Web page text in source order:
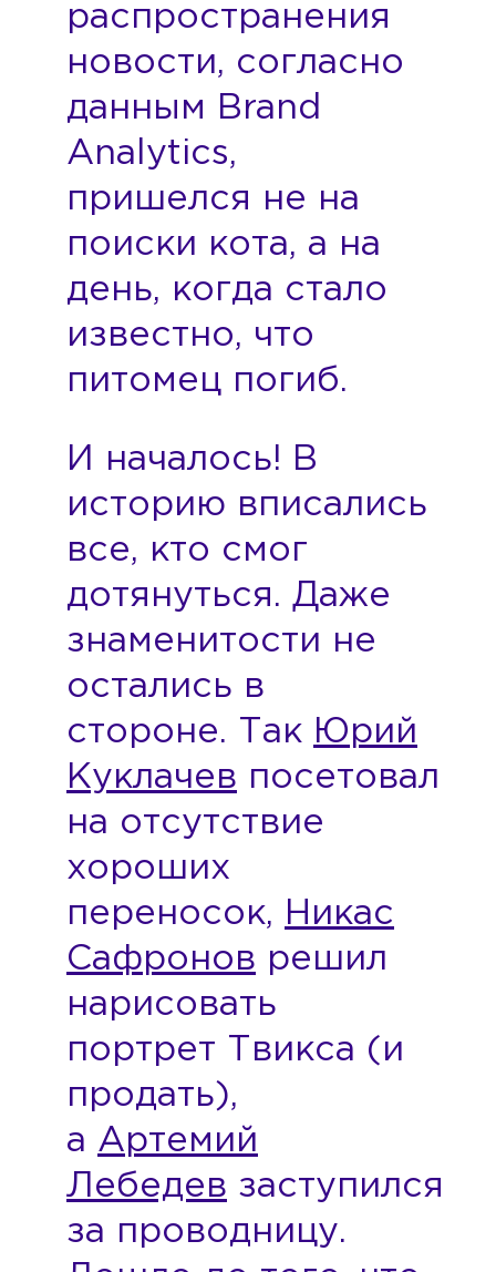
распространения
новости, согласно
данным Brand
Analytics,
пришелся не на
поиски кота, а на
день, когда стало
известно, что
питомец погиб.
И началось! В
историю вписались
все, кто смог
дотянуться. Даже
знаменитости не
остались в
стороне. Так Юрий
Куклачев посетовал
на отсутствие
хороших
переносок,
Никас
Сафронов решил
нарисовать
портрет Твикса (и
продать),
а Артемий
Лебедев заступился
за проводницу.